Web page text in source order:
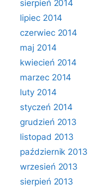
sierpień 2014
lipiec 2014
czerwiec 2014
maj 2014
kwiecień 2014
marzec 2014
luty 2014
styczeń 2014
grudzień 2013
listopad 2013
październik 2013
wrzesień 2013
sierpień 2013